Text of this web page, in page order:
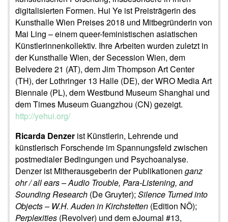
digitalisierten Formen. Hui Ye ist Preisträgerin des
Kunsthalle Wien Preises 2018 und Mitbegründerin von
Mai Ling – einem queer-feministischen asiatischen
Künstlerinnenkollektiv. Ihre Arbeiten wurden zuletzt in
der Kunsthalle Wien, der Secession Wien, dem
Belvedere 21 (AT), dem Jim Thompson Art Center
(TH), der Lothringer 13 Halle (DE), der WRO Media Art
Biennale (PL), dem Westbund Museum Shanghai und
dem Times Museum Guangzhou (CN) gezeigt.
http://yehui.org/
Ricarda Denzer ist Künstlerin, Lehrende und
künstlerisch Forschende im Spannungsfeld zwischen
postmedialer Bedingungen und Psychoanalyse.
Denzer ist Mitherausgeberin der Publikationen ganz
ohr / all ears – Audio Trouble, Para-Listening, and
Sounding Research (De Gruyter); Silence Turned into
Objects – W.H. Auden in Kirchstetten (Edition NÖ);
Perplexities (Revolver) und dem eJournal #13,